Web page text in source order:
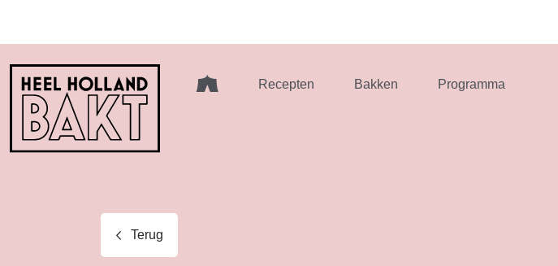
Heel
Holland
Bakt
Recepten Bakken Programma
Terug